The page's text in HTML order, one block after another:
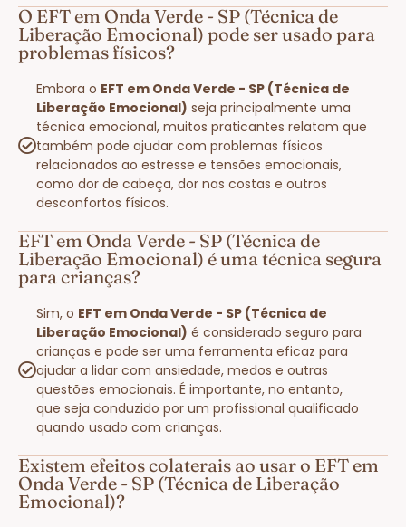
O EFT em Onda Verde - SP (Técnica de
Liberação Emocional) pode ser usado para
problemas físicos?
Embora o EFT em Onda Verde - SP (Técnica de
Liberação Emocional) seja principalmente uma
técnica emocional, muitos praticantes relatam que
também pode ajudar com problemas físicos
relacionados ao estresse e tensões emocionais,
como dor de cabeça, dor nas costas e outros
desconfortos físicos.
EFT em Onda Verde - SP (Técnica de
Liberação Emocional) é uma técnica segura
para crianças?
Sim, o EFT em Onda Verde - SP (Técnica de
Liberação Emocional) é considerado seguro para
crianças e pode ser uma ferramenta eficaz para
ajudar a lidar com ansiedade, medos e outras
questões emocionais. É importante, no entanto,
que seja conduzido por um profissional qualificado
quando usado com crianças.
Existem efeitos colaterais ao usar o EFT em
Onda Verde - SP (Técnica de Liberação
Emocional)?